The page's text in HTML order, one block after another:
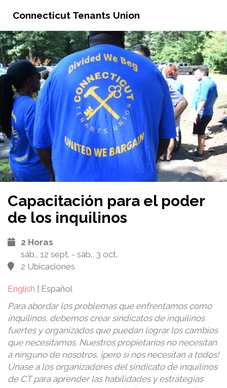
Connecticut Tenants Union
Capacitación para el poder
de los inquilinos
2 Horas
sáb., 12 sept. - sáb., 3 oct.
2 Ubicaciones
English | Español
Para abordar los problemas que enfrentamos como
inquilinos, debemos crear sindicatos de inquilinos
fuertes y organizados que puedan lograr los cambios
que necesitamos. Nuestros propietarios no necesitan
a ninguno de nosotros, ¡pero sí nos necesitan a todos!
Únase a los organizadores del sindicato de inquilinos
de CT para aprender las habilidades y estrategias